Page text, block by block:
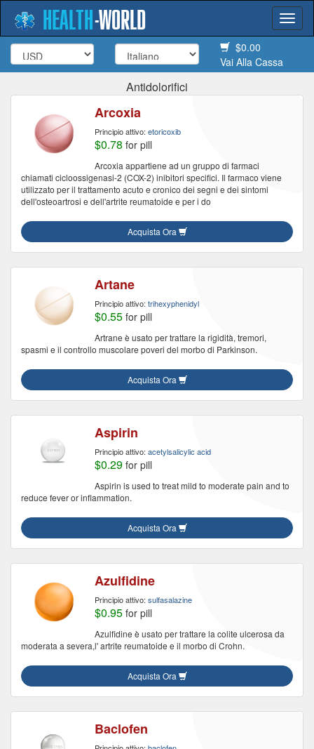
HEALTH-WORLD
$0.00
Vai Alla Cassa
Antidolorifici
Arcoxia
Principio attivo: etoricoxib
$0.78 for pill
Arcoxia appartiene ad un gruppo di farmaci
chiamati cicloossigenasi-2 (COX-2) inibitori specifici. Il farmaco viene
utilizzato per il trattamento acuto e cronico dei segni e dei sintomi
dell'osteoartrosi e dell'artrite reumatoide e per i do
Acquista Ora
Artane
Principio attivo: trihexyphenidyl
$0.55 for pill
Artrane è usato per trattare la rigidità, tremori,
spasmi e il controllo muscolare poveri del morbo di Parkinson.
Acquista Ora
Aspirin
Principio attivo: acetylsalicylic acid
$0.29 for pill
Aspirin is used to treat mild to moderate pain and to
reduce fever or inflammation.
Acquista Ora
Azulfidine
Principio attivo: sulfasalazine
$0.95 for pill
Azulfidine è usato per trattare la colite ulcerosa da
moderata a severa,l' artrite reumatoide e il morbo di Crohn.
Acquista Ora
Baclofen